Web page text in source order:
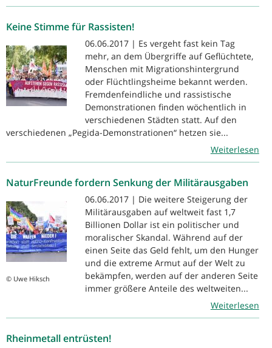
Keine Stimme für Rassisten!
06.06.2017 | Es vergeht fast kein Tag
mehr, an dem Übergriffe auf Geflüchtete,
Menschen mit Migrationshintergrund
oder Flüchtlingsheime bekannt werden.
Fremdenfeindliche und rassistische
Demonstrationen finden wöchentlich in
verschiedenen Städten statt. Auf den
verschiedenen „Pegida-Demonstrationen“ hetzen sie...
Weiterlesen
NaturFreunde fordern Senkung der Militärausgaben
© Uwe Hiksch
06.06.2017 | Die weitere Steigerung der
Militärausgaben auf weltweit fast 1,7
Billionen Dollar ist ein politischer und
moralischer Skandal. Während auf der
einen Seite das Geld fehlt, um den Hunger
und die extreme Armut auf der Welt zu
bekämpfen, werden auf der anderen Seite
immer größere Anteile des weltweiten...
Weiterlesen
Rheinmetall entrüsten!